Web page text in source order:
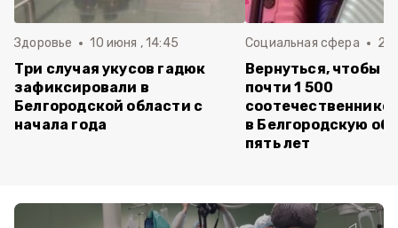
Здоровье 10 июня , 14:45
Три случая укусов гадюк
зафиксировали в
Белгородской области с
начала года
Социальная сфера 20
Вернуться, чтобы
почти 1 500
в Белгородскую
пять лет